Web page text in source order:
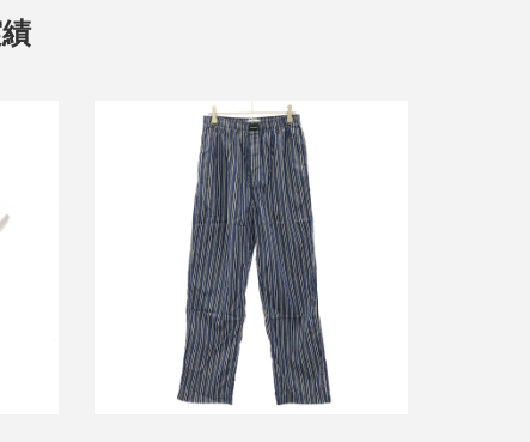
ー
バレンシアガ ストライプパジャマパン
ツ 595222 TJM23
買取金額7,000円
詳しく見る